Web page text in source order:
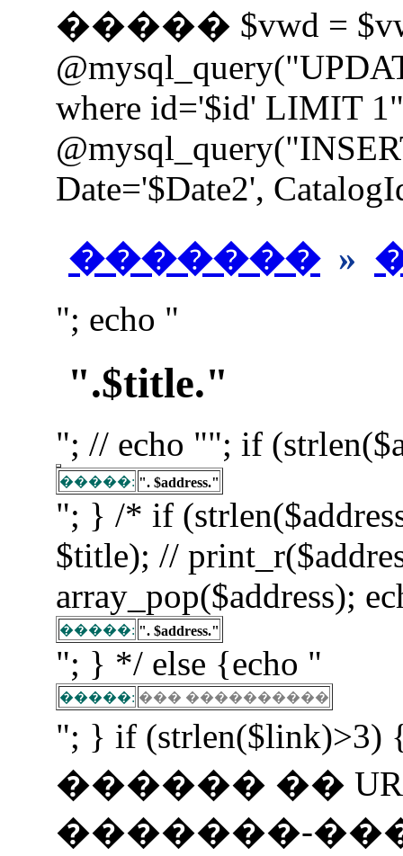
����� $vwd =
where id='$id' LIMIT
Date='$Date2',
������� »
"; echo "
".$title."
"; // echo ""; if
�����: ". $address."
"; } /* if
$title); //
array_pop($address);
�����: ". $address."
"; } */ else {echo "
�����: ��� ����������
"; } if
������ ��
�������-